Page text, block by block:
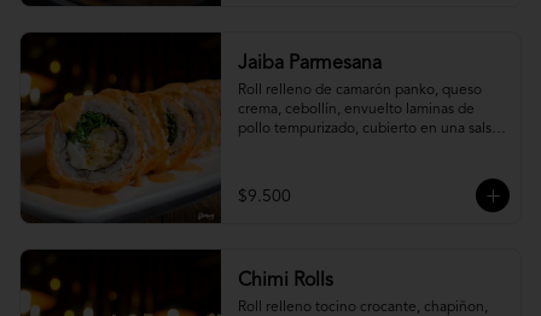
Jaiba Parmesana
Roll relleno de camarón panko, queso
crema, cebollín, envuelto laminas de
pollo tempurizado, cubierto en una salsa
$9.500
Chimi Rolls
Roll relleno tocino crocante, chapiñon,